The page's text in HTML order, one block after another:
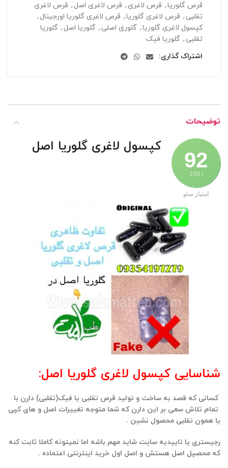
قرص گلوریا, قرص لاغری , قرص لاغری اصل , قرص لاغری
تقلبی , قرص لاغری گلوریا, قرص لاغری گلوریا اورجینال ,
کپسول لاغری گلوریا, گلوری اصلی , گلوریا اصل , گلوریا
تقلبی , گلوریا فیک
اشتراک گذاری:
توضیحات
92
/ 100
امتیاز سئو
کپسول لاغری گلوریا اصل
شناسایی کپسول لاغری گلوریا اصل:
کسانی که قصد به ساخت و تولید قرص تقلبی یا فیک(تقلبی) دارن با
تمام تلاش سعی بر این دارن که شما متوجه تغییرات اصل و های کپی
یا همون تقلبی محصول نشین .
رجیستری یا تاییدیه سایت شاید مهم باشه اما نمیتونه کاملا ثابت کنه
که محصپل اصل هستش و اصل اول خرید اینترنتی اعتماده .